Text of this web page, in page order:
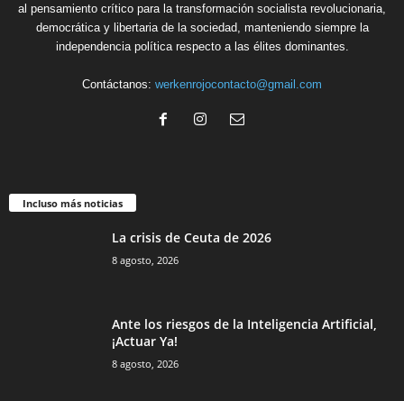
al pensamiento crítico para la transformación socialista revolucionaria,
democrática y libertaria de la sociedad, manteniendo siempre la
independencia política respecto a las élites dominantes.
Contáctanos: werkenrojocontacto@gmail.com
Incluso más noticias
La crisis de Ceuta de 2026
8 agosto, 2026
Ante los riesgos de la Inteligencia Artificial,
¡Actuar Ya!
8 agosto, 2026